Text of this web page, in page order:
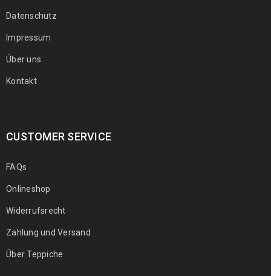
Datenschutz
Impressum
Über uns
Kontakt
CUSTOMER SERVICE
FAQs
Onlineshop
Widerrufsrecht
Zahlung und Versand
Über Teppiche